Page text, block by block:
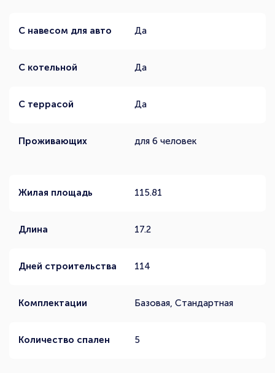
С навесом для авто Да
С котельной Да
С террасой Да
Проживающих для 6 человек
Жилая площадь 115.81
Длина 17.2
Дней строительства 114
Комплектации Базовая, Стандартная
Количество спален 5